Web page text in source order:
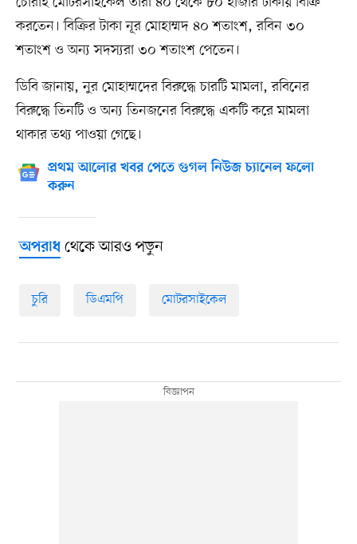
করতেন। বিক্রির টাকা নূর মোহাম্মদ ৪০ শতাংশ, রবিন ৩০
শতাংশ ও অন্য সদস্যরা ৩০ শতাংশ পেতেন।
ডিবি জানায়, নুর মোহাম্মদের বিরুদ্ধে চারটি মামলা, রবিনের
বিরুদ্ধে তিনটি ও অন্য তিনজনের বিরুদ্ধে একটি করে মামলা
থাকার তথ্য পাওয়া গেছে।
প্রথম আলোর খবর পেতে গুগল নিউজ চ্যানেল ফলো
করুন
অপরাধথেকে আরও পড়ুন
চুরি ডিএমপি মোটরসাইকেল